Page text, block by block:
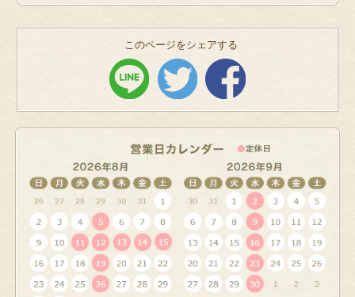
このページをシェアする